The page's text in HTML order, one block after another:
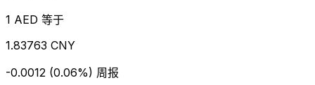
1 AED 等于
1.83763 CNY
-0.0012 (0.06%) 周报